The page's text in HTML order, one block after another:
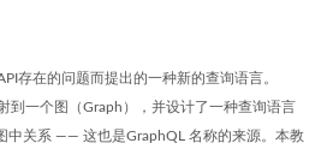
存在的问题而提出的一种新的查询语言。
到一个图（Graph），并设计了一种查询语言
中关系 —— 这也是GraphQL 名称的来源。本教